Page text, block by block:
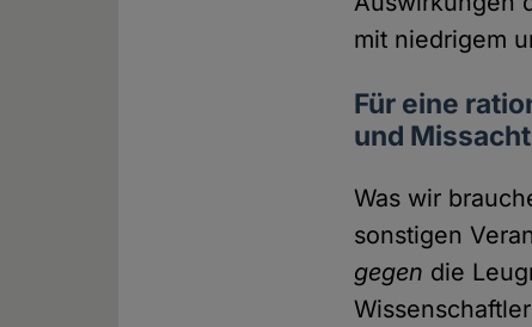
mit niedrigem
Für eine
und
Was wir
sonstigen
gegen die